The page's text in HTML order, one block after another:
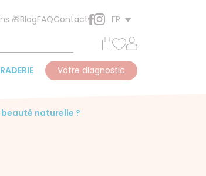
🎁BlogFAQContact FR
Votre diagnostic
naturelle ?